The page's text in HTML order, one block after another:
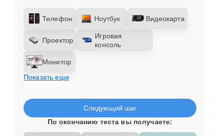
Телефон Ноутбук Видеокарта
Проектор
Игровая
консоль
Монитор
Показать еще
Следующий шаг
По окончанию теста вы получаете: